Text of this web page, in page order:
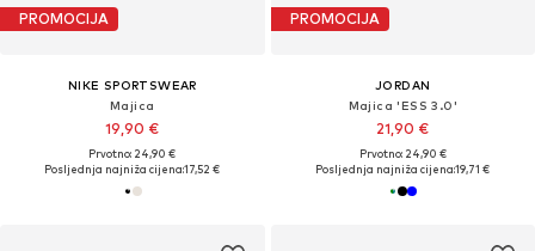
PROMOCIJA
NIKE SPORTSWEAR
Majica
19,90 €
Prvotno: 24,90 €
Posljednja najniža cijena:17,52 €
PROMOCIJA
JORDAN
Majica 'ESS 3.0'
21,90 €
Prvotno: 24,90 €
Posljednja najniža cijena:19,71 €